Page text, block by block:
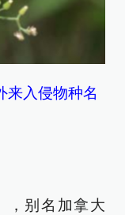
来入侵物种名
，别名加拿大